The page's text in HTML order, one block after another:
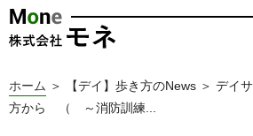
ホーム ＞ 【デイ】歩き方のNews ＞ デイ
方から （ ～消防訓練...